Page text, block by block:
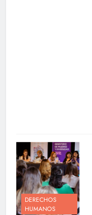
DERECHOS
HUMANOS